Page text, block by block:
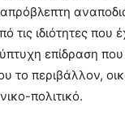
τις ιδιότητες που
επίδραση που
το περιβάλλον,
πολιτικό.